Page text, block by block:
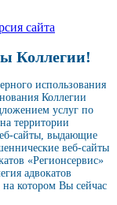
сайта
Коллегии!
использования
Коллегии
услуг по
территории
сайты, выдающие
веб-сайты
«Регионсервис»
адвокатов
котором Вы сейчас